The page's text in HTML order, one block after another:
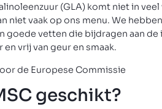
(GLA) komt niet in
niet vaak op ons menu. We
vetten die bijdragen aan
vrij van geur en smaak.
de Europese Commissie
geschikt?